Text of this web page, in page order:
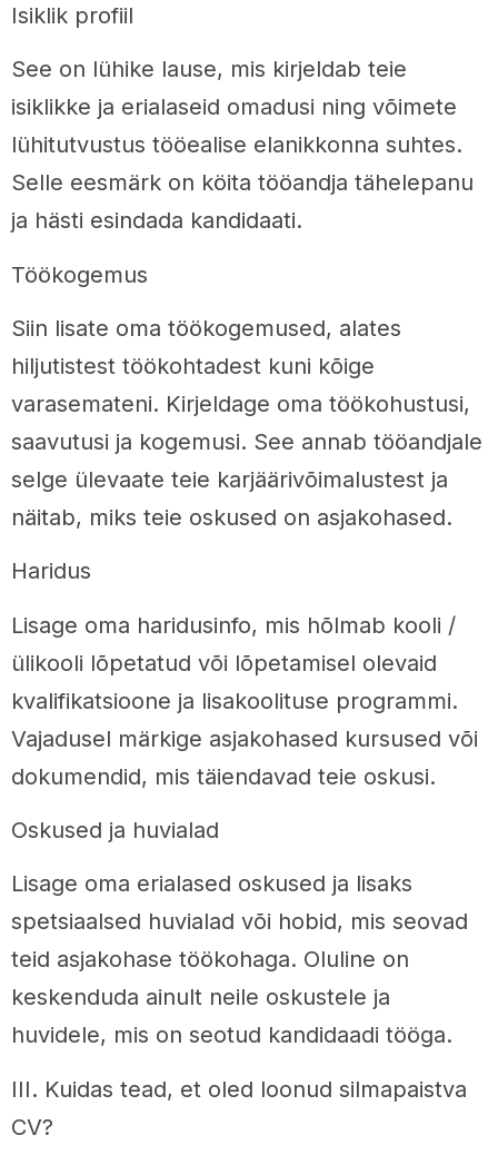
Isiklik profiil
See on lühike lause, mis kirjeldab teie
isiklikke ja erialaseid omadusi ning võimete
lühitutvustus tööealise elanikkonna suhtes.
Selle eesmärk on köita tööandja tähelepanu
ja hästi esindada kandidaati.
Töökogemus
Siin lisate oma töökogemused, alates
hiljutistest töökohtadest kuni kõige
varasemateni. Kirjeldage oma töökohustusi,
saavutusi ja kogemusi. See annab tööandjale
selge ülevaate teie karjäärivõimalustest ja
näitab, miks teie oskused on asjakohased.
Haridus
Lisage oma haridusinfo, mis hõlmab kooli /
ülikooli lõpetatud või lõpetamisel olevaid
kvalifikatsioone ja lisakoolituse programmi.
Vajadusel märkige asjakohased kursused või
dokumendid, mis täiendavad teie oskusi.
Oskused ja huvialad
Lisage oma erialased oskused ja lisaks
spetsiaalsed huvialad või hobid, mis seovad
teid asjakohase töökohaga. Oluline on
keskenduda ainult neile oskustele ja
huvidele, mis on seotud kandidaadi tööga.
III. Kuidas tead, et oled loonud silmapaistva
CV?